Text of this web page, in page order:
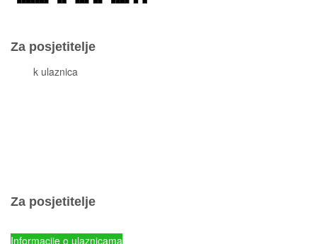
Za posjetitelje
k ulaznica
Za posjetitelje
Informacije o ulaznicama